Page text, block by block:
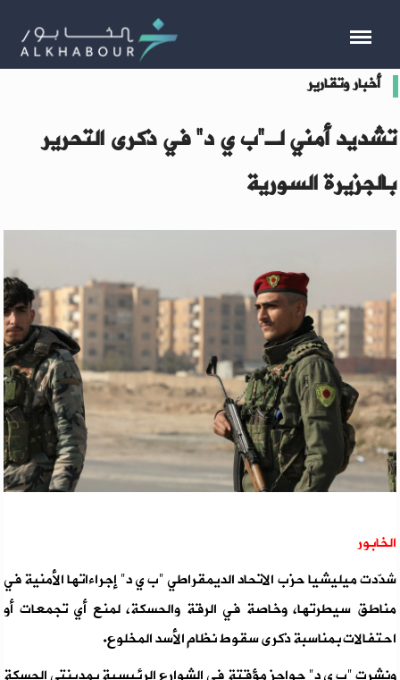
أخبار وتقارير
تشديد أمني لـ"ب ي د" في ذكرى التحرير
بالجزيرة السورية
الخابور
شدّدت ميليشيا حزب الاتحاد الديمقراطي "ب ي د" إجراءاتها الأمنية في
مناطق سيطرتها، وخاصة في الرقة والحسكة، لمنع أي تجمعات أو
احتفالات بمناسبة ذكرى سقوط نظام الأسد المخلوع.